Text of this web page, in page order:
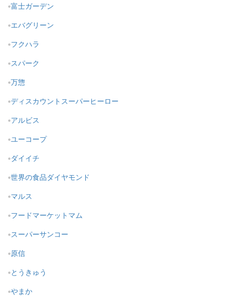
富士ガーデン
エバグリーン
フクハラ
スパーク
万惣
ディスカウントスーパーヒーロー
アルビス
ユーコープ
ダイイチ
世界の食品ダイヤモンド
マルス
フードマーケットマム
スーパーサンコー
原信
とうきゅう
やまか